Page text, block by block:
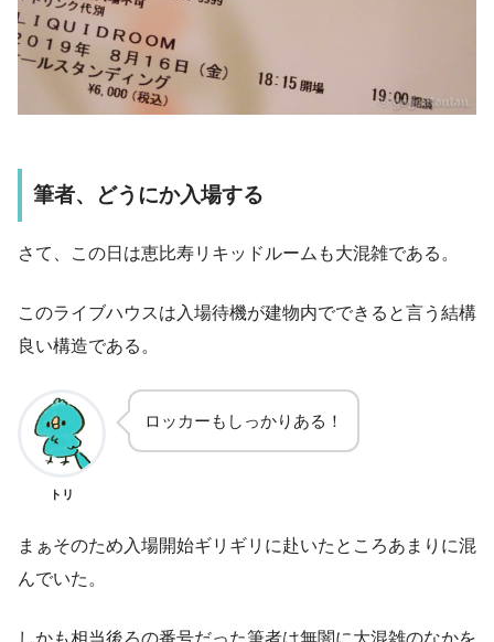
筆者、どうにか入場する
さて、この日は恵比寿リキッドルームも大混雑である。
このライブハウスは入場待機が建物内でできると言う結構
良い構造である。
トリ
ロッカーもしっかりある！
まぁそのため入場開始ギリギリに赴いたところあまりに混
んでいた。
しかも相当後ろの番号だった筆者は無闇に大混雑のなかを